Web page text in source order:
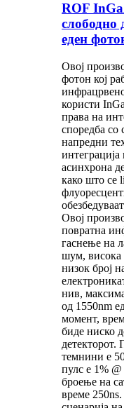
ROF
слободно
еден
Овој
фотон кој
користи
права на
споредба
напредни
асинхрона
како што се
Овој
повратна
гаснење на
шум, висока
низок број
нив,
од 1550nm
момент,
биде ниско
темнини е
пулс е 1%
броење на
време